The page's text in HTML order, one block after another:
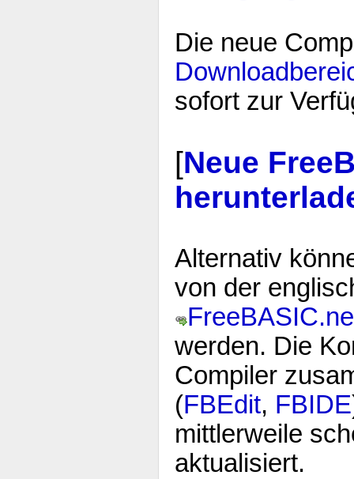
Die neue
sofort zur
[Neue
Alternativ
von der
werden. Die
Compiler
(FBEdit, FBIDE
mittlerweile
aktualisiert.